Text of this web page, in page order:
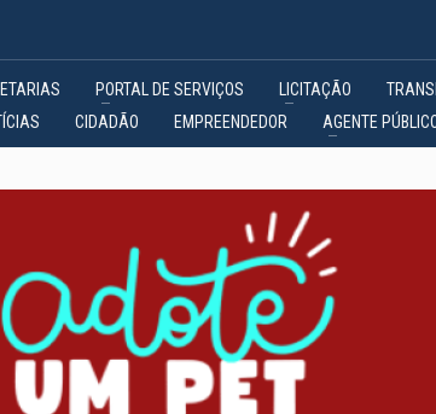
PORTAL DE SERVIÇOS LICITAÇÃO
CIDADÃO EMPREENDEDOR AGENTE